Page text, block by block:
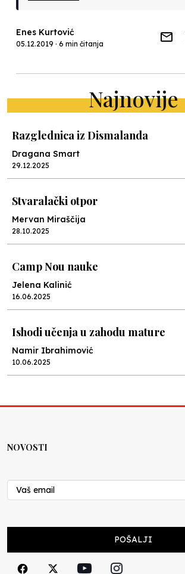
Enes Kurtović
05.12.2019 · 6 min čitanja
Najnovije
Razglednica iz Dismalanda
Dragana Smart
29.12.2025
Stvaralački otpor
Mervan Miraščija
28.10.2025
Camp Nou nauke
Jelena Kalinić
16.06.2025
Ishodi učenja u zahodu mature
Namir Ibrahimović
10.06.2025
Nenad Veličković
29.10.2024
Cuke i djeca
NOVOSTI
POŠALJI